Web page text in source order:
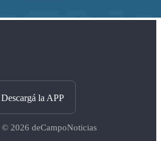
Descargá la APP
© 2026 deCampoNoticias